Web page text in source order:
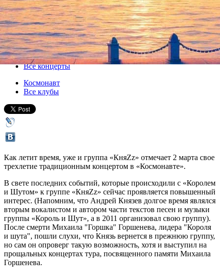
группы концертом
02 марта 2014, воскресенье
Версия для печати
Все концерты
Космонавт
Все клубы
Как летит время, уже и группа «КняZz» отмечает 2 марта свое
трехлетие традиционным концертом в «Космонавте».
В свете последних событий, которые происходили с «Королем
и Шутом» к группе «КняZz» сейчас проявляется повышенный
интерес. (Напомним, что Андрей Князев долгое время являлся
вторым вокалистом и автором части текстов песен и музыки
группы «Король и Шут», а в 2011 организовал свою группу).
После смерти Михаила "Горшка" Горшенева, лидера "Короля
и шута", пошли слухи, что Князь вернется в прежнюю группу,
но сам он опроверг такую возможность, хотя и выступил на
прощальных концертах тура, посвященного памяти Михаила
Горшенева.